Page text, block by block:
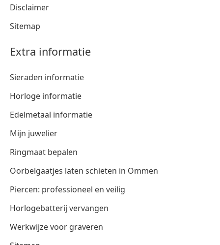
Disclaimer
Sitemap
Extra informatie
Sieraden informatie
Horloge informatie
Edelmetaal informatie
Mijn juwelier
Ringmaat bepalen
Oorbelgaatjes laten schieten in Ommen
Piercen: professioneel en veilig
Horlogebatterij vervangen
Werkwijze voor graveren